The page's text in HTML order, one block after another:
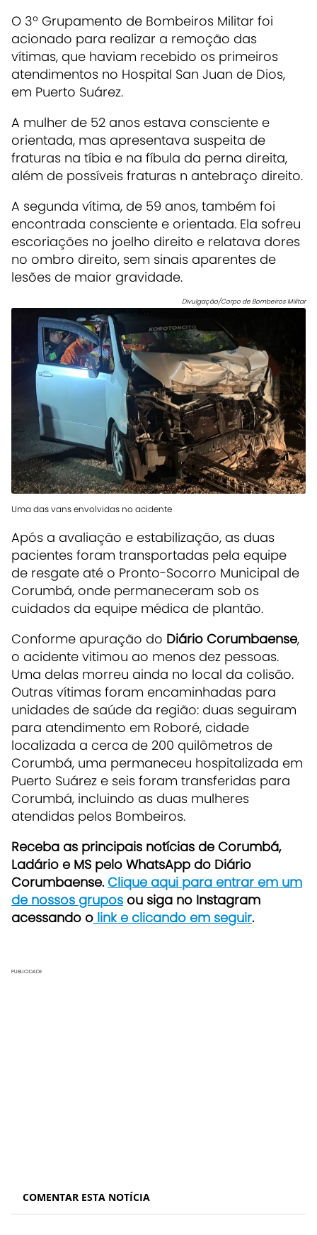
O 3º Grupamento de Bombeiros Militar foi
acionado para realizar a remoção das
vítimas, que haviam recebido os primeiros
atendimentos no Hospital San Juan de Dios,
em Puerto Suárez.
A mulher de 52 anos estava consciente e
orientada, mas apresentava suspeita de
fraturas na tíbia e na fíbula da perna direita,
além de possíveis fraturas n antebraço direito.
A segunda vítima, de 59 anos, também foi
encontrada consciente e orientada. Ela sofreu
escoriações no joelho direito e relatava dores
no ombro direito, sem sinais aparentes de
lesões de maior gravidade.
Divulgação/Corpo de Bombeiros Militar
Uma das vans envolvidas no acidente
Após a avaliação e estabilização, as duas
pacientes foram transportadas pela equipe
de resgate até o Pronto-Socorro Municipal de
Corumbá, onde permaneceram sob os
cuidados da equipe médica de plantão.
Conforme apuração do Diário Corumbaense,
o acidente vitimou ao menos dez pessoas.
Uma delas morreu ainda no local da colisão.
Outras vítimas foram encaminhadas para
unidades de saúde da região: duas seguiram
para atendimento em Roboré, cidade
localizada a cerca de 200 quilômetros de
Corumbá, uma permaneceu hospitalizada em
Puerto Suárez e seis foram transferidas para
Corumbá, incluindo as duas mulheres
atendidas pelos Bombeiros.
Receba as principais notícias de Corumbá,
Ladário e MS pelo WhatsApp do Diário
Corumbaense.Clique aqui para entrar em um
de nossos grupos ou siga no Instagram
acessando o link e clicando em seguir.
PUBLICIDADE
COMENTAR ESTA NOTÍCIA